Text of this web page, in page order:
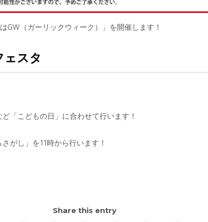
GW（ガーリックウィーク）」を開催します！
スタ
「こどもの日」に合わせて行います！
がし」を11時から行います！
Share this entry